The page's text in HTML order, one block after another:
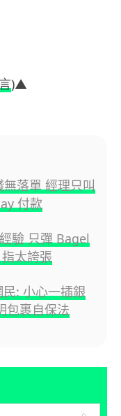
)▲
落單 經理只叫
付款
驗 只彈 Bagel
太誇張
: 小心一插銀
包裹自保法